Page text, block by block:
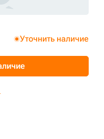
Уточнить наличие